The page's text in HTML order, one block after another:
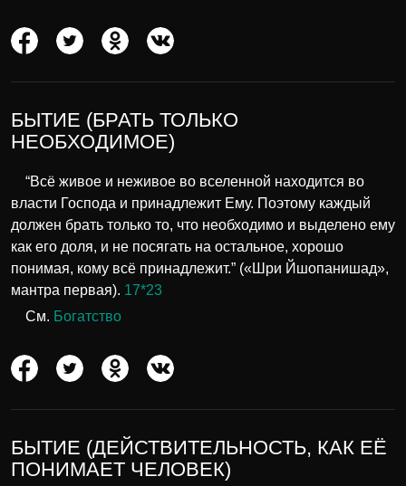
БЫТИЕ (БРАТЬ ТОЛЬКО
НЕОБХОДИМОЕ)
“Всё живое и неживое во вселенной находится во
власти Господа и принадлежит Ему. Поэтому каждый
должен брать только то, что необходимо и выделено ему
как его доля, и не посягать на остальное, хорошо
понимая, кому всё принадлежит.” («Шри Йшопанишад»,
мантра первая). 17*23
См. Богатство
БЫТИЕ (ДЕЙСТВИТЕЛЬНОСТЬ, КАК ЕЁ
ПОНИМАЕТ ЧЕЛОВЕК)